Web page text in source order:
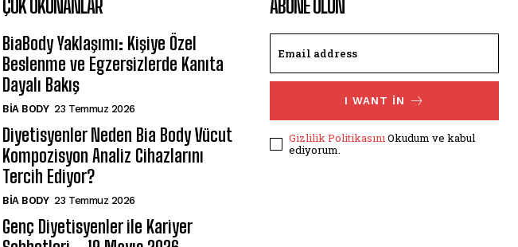
ÇOK OKUNANLAR
BiaBody Yaklaşımı: Kişiye Özel
Beslenme ve Egzersizlerde Kanıta
Dayalı Bakış
BIA BODY 23 Temmuz 2026
Diyetisyenler Neden Bia Body Vücut
Kompozisyon Analiz Cihazlarını
Tercih Ediyor?
BIA BODY 23 Temmuz 2026
Genç Diyetisyenler ile Kariyer
ABONE OLUN
I WANT IN
Gizlilik PolitikasınıOkudum ve kabul
ediyorum.